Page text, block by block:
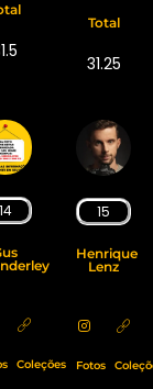
Total
31.25
14
Coleções
15
Henrique
Lenz
Fotos